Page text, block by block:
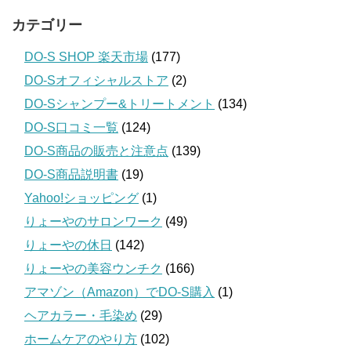
カテゴリー
DO-S SHOP 楽天市場 (177)
DO-Sオフィシャルストア (2)
DO-Sシャンプー&トリートメント (134)
DO-S口コミ一覧 (124)
DO-S商品の販売と注意点 (139)
DO-S商品説明書 (19)
Yahoo!ショッピング (1)
りょーやのサロンワーク (49)
りょーやの休日 (142)
りょーやの美容ウンチク (166)
アマゾン（Amazon）でDO-S購入 (1)
ヘアカラー・毛染め (29)
ホームケアのやり方 (102)